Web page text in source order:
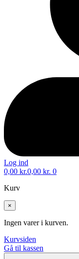
Log ind
0,00 kr.0,00 kr. 0
Kurv
×
Ingen varer i kurven.
Kurvsiden
Gå til kassen